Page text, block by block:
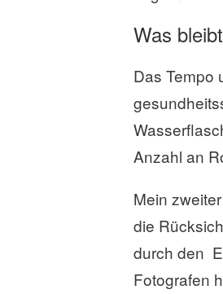
Was
Das Tempo
Anzahl an
Mein
die
durch den
Fotografen